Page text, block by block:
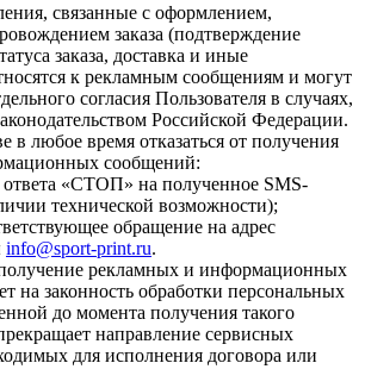
связанные с оформлением,
заказа (подтверждение
заказа, доставка и иные
к рекламным сообщениям и могут
согласия Пользователя в случаях,
Российской Федерации.
в любое время отказаться от получения
сообщений:
ответа «СТОП» на полученное SMS-
технической возможности);
обращение на адрес
info@sport-print.ru.
рекламных и информационных
на законность обработки персональных
до момента получения такого
направление сервисных
для исполнения договора или